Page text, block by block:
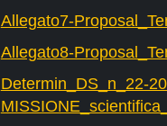
Allegato7-
Allegato8-
Determin_DS_n_22-